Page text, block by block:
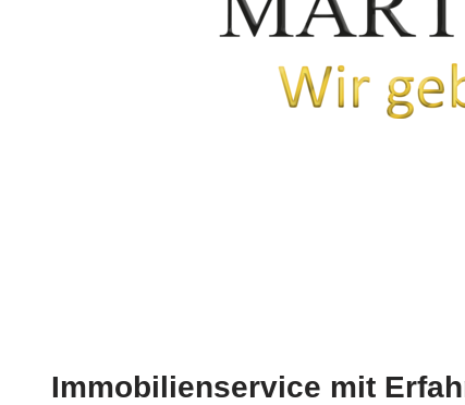
Immobilienservice mit